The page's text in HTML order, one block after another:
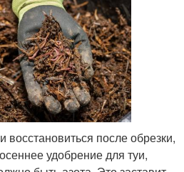
после обрезки,
удобрение для туи,